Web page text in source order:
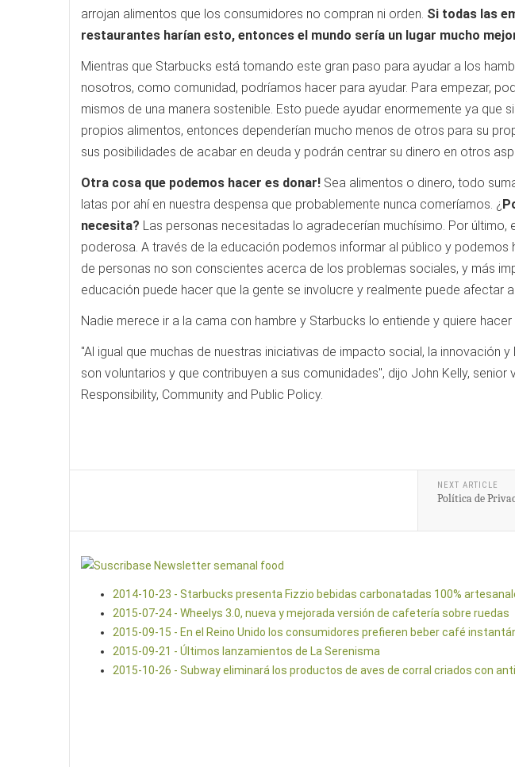
arrojan alimentos que los consumidores no compran ni orden. Si todas las
restaurantes harían esto, entonces el mundo sería un lugar mucho
Mientras que Starbucks está tomando este gran paso para ayudar a los
nosotros, como comunidad, podríamos hacer para ayudar. Para empezar,
mismos de una manera sostenible. Esto puede ayudar enormemente ya que
propios alimentos, entonces dependerían mucho menos de otros para su
sus posibilidades de acabar en deuda y podrán centrar su dinero en otros
Otra cosa que podemos hacer es donar! Sea alimentos o dinero, todo
latas por ahí en nuestra despensa que probablemente nunca comeríamos. ¿
necesita? Las personas necesitadas lo agradecerían muchísimo. Por
poderosa. A través de la educación podemos informar al público y podemos
de personas no son conscientes acerca de los problemas sociales, y más
educación puede hacer que la gente se involucre y realmente puede afectar
Nadie merece ir a la cama con hambre y Starbucks lo entiende y quiere hacer
"Al igual que muchas de nuestras iniciativas de impacto social, la innovación
son voluntarios y que contribuyen a sus comunidades", dijo John Kelly, senior
Responsibility, Community and Public Policy.
NEXT ARTICLE
Política de
2014-10-23 - Starbucks presenta Fizzio bebidas carbonatadas 100%
2015-07-24 - Wheelys 3.0, nueva y mejorada versión de cafetería sobre ruedas
2015-09-15 - En el Reino Unido los consumidores prefieren beber café
2015-09-21 - Últimos lanzamientos de La Serenisma
2015-10-26 - Subway eliminará los productos de aves de corral criados con